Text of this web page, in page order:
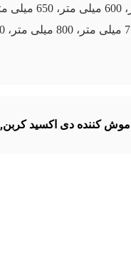
کننده دی اکسید کربن,